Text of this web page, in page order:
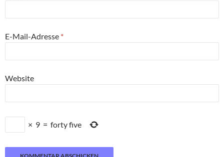
E-Mail-Adresse *
Website
× 9 = forty five